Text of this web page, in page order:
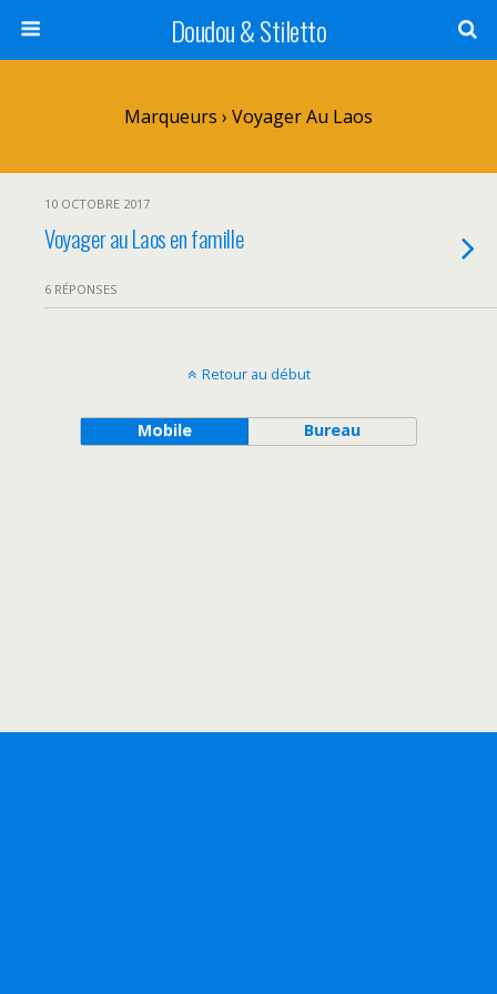
Doudou & Stiletto
Marqueurs › Voyager Au Laos
10 OCTOBRE 2017
Voyager au Laos en famille
6 RÉPONSES
Retour au début
Mobile Bureau